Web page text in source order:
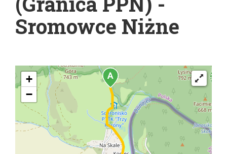
Sromowce Niżne
+
−